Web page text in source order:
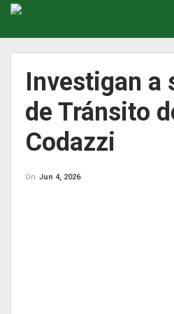
Investigan a
de Tránsito
Codazzi
On Jun 4, 2026